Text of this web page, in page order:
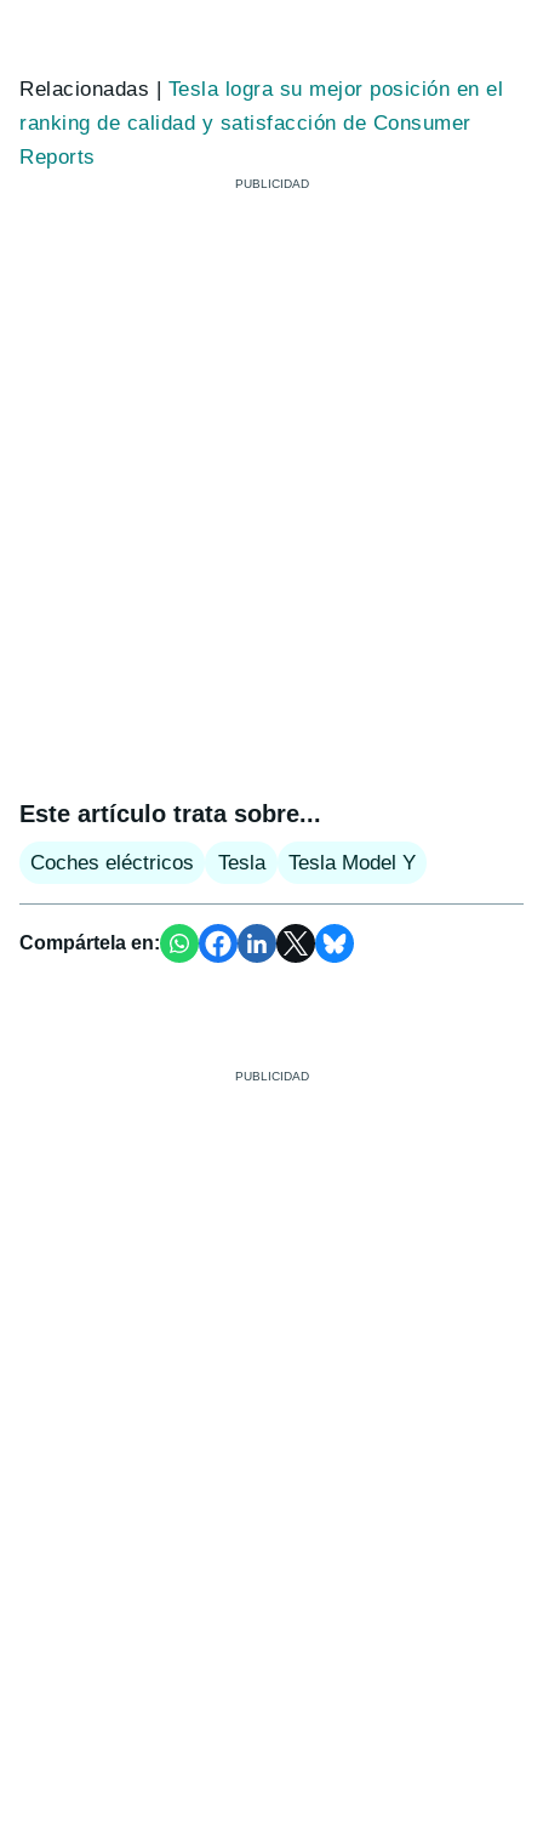
Relacionadas | Tesla logra su mejor posición en el
ranking de calidad y satisfacción de Consumer
Reports
Este artículo trata sobre...
Coches eléctricos Tesla Tesla Model Y
Compártela en: